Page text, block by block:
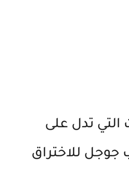
التي تدل على
للاختراق